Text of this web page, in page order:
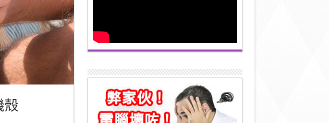
殼